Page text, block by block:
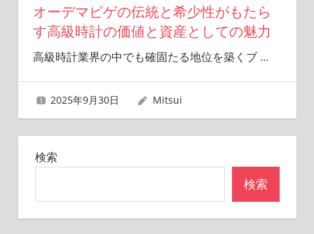
オーデマピゲの伝統と希少性がもたら
す高級時計の価値と資産としての魅力
高級時計業界の中でも確固たる地位を築くブ …
2025年9月30日 Mitsui
検索
検索